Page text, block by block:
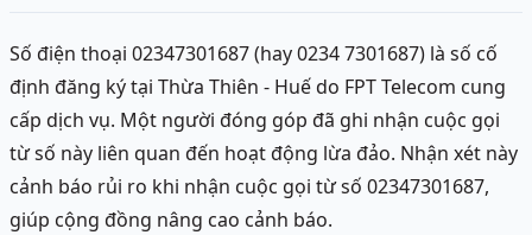
Số điện thoại 02347301687 (hay 0234 7301687) là số cố
định đăng ký tại Thừa Thiên - Huế do FPT Telecom cung
cấp dịch vụ. Một người đóng góp đã ghi nhận cuộc gọi
từ số này liên quan đến hoạt động lừa đảo. Nhận xét này
cảnh báo rủi ro khi nhận cuộc gọi từ số 02347301687,
giúp cộng đồng nâng cao cảnh báo.